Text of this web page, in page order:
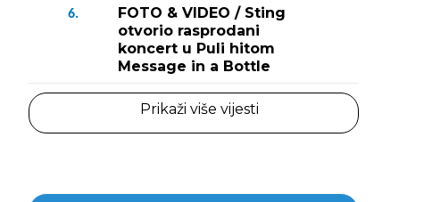
6.
FOTO & VIDEO / Sting
otvorio rasprodani
koncert u Puli hitom
Message in a Bottle
Prikaži više vijesti